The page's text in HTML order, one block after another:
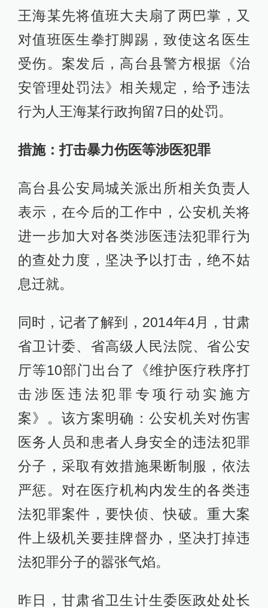
王海某先将值班大夫扇了两巴掌，又
对值班医生拳打脚踢，致使这名医生
受伤。案发后，高台县警方根据《治
安管理处罚法》相关规定，给予违法
行为人王海某行政拘留7日的处罚。
措施：打击暴力伤医等涉医犯罪
高台县公安局城关派出所相关负责人
表示，在今后的工作中，公安机关将
进一步加大对各类涉医违法犯罪行为
的查处力度，坚决予以打击，绝不姑
息迁就。
同时，记者了解到，2014年4月，甘肃
省卫计委、省高级人民法院、省公安
厅等10部门出台了《维护医疗秩序打
击涉医违法犯罪专项行动实施方
案》。该方案明确：公安机关对伤害
医务人员和患者人身安全的违法犯罪
分子，采取有效措施果断制服，依法
严惩。对在医疗机构内发生的各类违
法犯罪案件，要快侦、快破。重大案
件上级机关要挂牌督办，坚决打掉违
法犯罪分子的嚣张气焰。
昨日，甘肃省卫生计生委医政处处长